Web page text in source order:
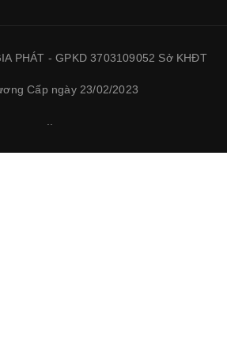
PHÁT - GPKD 3703109052 Sở KHĐT
Cấp ngày 23/02/2023